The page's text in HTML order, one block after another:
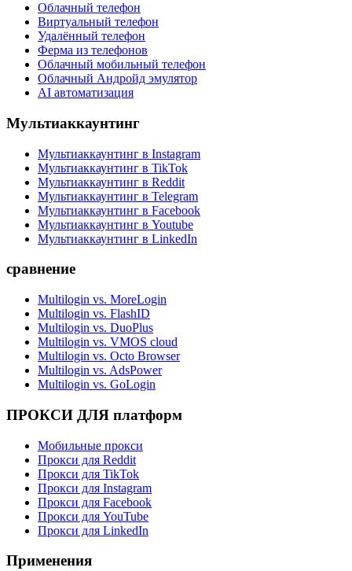
Облачный телефон
Виртуальный телефон
Удалённый телефон
Ферма из телефонов
Облачный мобильный телефон
Облачный Андройд эмулятор
AI автоматизация
Мультиаккаунтинг
Мультиаккаунтинг в Instagram
Мультиаккаунтинг в TikTok
Мультиаккаунтинг в Reddit
Мультиаккаунтинг в Telegram
Мультиаккаунтинг в Facebook
Мультиаккаунтинг в Youtube
Мультиаккаунтинг в LinkedIn
сравнение
Multilogin vs. MoreLogin
Multilogin vs. FlashID
Multilogin vs. DuoPlus
Multilogin vs. VMOS cloud
Multilogin vs. Octo Browser
Multilogin vs. AdsPower
Multilogin vs. GoLogin
ПРОКСИ ДЛЯ платформ
Мобильные прокси
Прокси для Reddit
Прокси для TikTok
Прокси для Instagram
Прокси для Facebook
Прокси для YouTube
Прокси для LinkedIn
Применения